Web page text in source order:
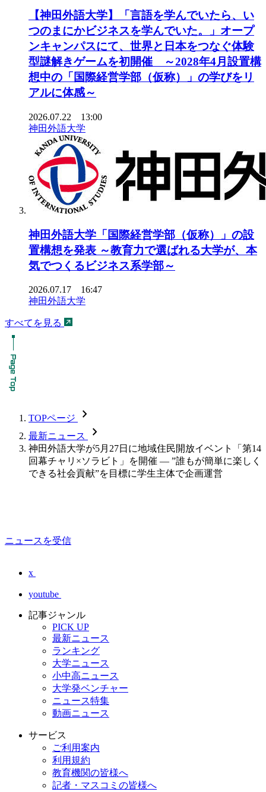
【神田外語大学】「言語を学んでいたら、い
つのまにかビジネスを学んでいた。」オープ
ンキャンパスにて、世界と日本をつなぐ体験
型謎解きゲームを初開催 ～2028年4月設置構
想中の「国際経営学部（仮称）」の学びをリ
アルに体感～
2026.07.22 13:00
神田外語大学
神田外語大学「国際経営学部（仮称）」の設
置構想を発表 ～教育力で選ばれる大学が、本
気でつくるビジネス系学部～
2026.07.17 16:47
神田外語大学
すべてを見る
TOPページ chevron_forward
最新ニュース chevron_forward
神田外語大学が5月27日に地域住民開放イベント「第14
回幕チャリ×ソラビト」を開催 — ”誰もが簡単に楽しく
できる社会貢献”を目標に学生主体で企画運営
ニュースを受信
x
youtube
記事ジャンル
PICK UP
最新ニュース
ランキング
大学ニュース
小中高ニュース
大学発ベンチャー
ニュース特集
動画ニュース
サービス
ご利用案内
利用規約
教育機関の皆様へ
記者・マスコミの皆様へ